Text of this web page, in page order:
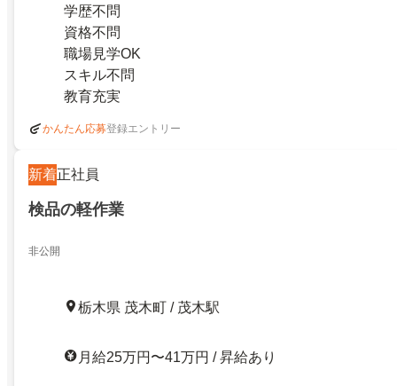
学歴不問
資格不問
職場見学OK
スキル不問
教育充実
かんたん応募登録エントリー
新着正社員
検品の軽作業
非公開
栃木県 茂木町 / 茂木駅
月給25万円〜41万円 / 昇給あり